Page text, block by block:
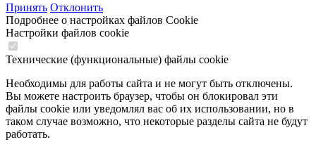
Принять Отклонить
Подробнее о настройках файлов Cookie
Настройки файлов cookie
Технические (функциональные) файлы cookie
Необходимы для работы сайта и не могут быть отключены.
Вы можете настроить браузер, чтобы он блокировал эти
файлы cookie или уведомлял вас об их использовании, но в
таком случае возможно, что некоторые разделы сайта не будут
работать.